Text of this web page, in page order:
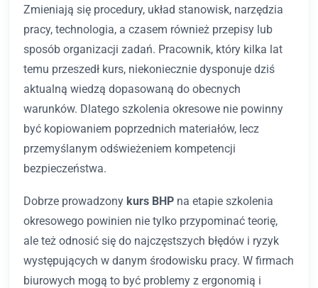
Zmieniają się procedury, układ stanowisk, narzędzia
pracy, technologia, a czasem również przepisy lub
sposób organizacji zadań. Pracownik, który kilka lat
temu przeszedł kurs, niekoniecznie dysponuje dziś
aktualną wiedzą dopasowaną do obecnych
warunków. Dlatego szkolenia okresowe nie powinny
być kopiowaniem poprzednich materiałów, lecz
przemyślanym odświeżeniem kompetencji
bezpieczeństwa.
Dobrze prowadzony kurs BHP na etapie szkolenia
okresowego powinien nie tylko przypominać teorię,
ale też odnosić się do najczęstszych błędów i ryzyk
występujących w danym środowisku pracy. W firmach
biurowych mogą to być problemy z ergonomią i